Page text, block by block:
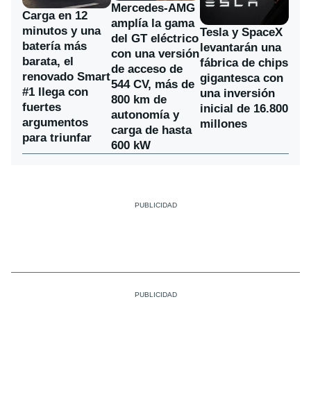
Carga en 12
minutos y una
batería más
barata, el
renovado Smart
#1 llega con
fuertes
argumentos
para triunfar
Mercedes-AMG
amplía la gama
del GT eléctrico
con una versión
de acceso de
544 CV, más de
800 km de
autonomía y
carga de hasta
600 kW
Tesla y SpaceX
levantarán una
fábrica de chips
gigantesca con
una inversión
inicial de 16.800
millones